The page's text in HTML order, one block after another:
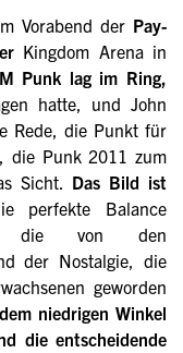
Vorabend der Pay-
Kingdom Arena in
Punk lag im Ring,
hatte, und John
Rede, die Punkt für
die Punk 2011 zum
Sicht. Das Bild ist
perfekte Balance
die von den
der Nostalgie, die
geworden
niedrigen Winkel
die entscheidende